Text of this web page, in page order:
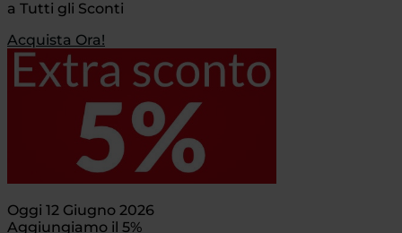
a Tutti gli Sconti
Acquista Ora!
Oggi 12 Giugno 2026
Aggiungiamo il 5%